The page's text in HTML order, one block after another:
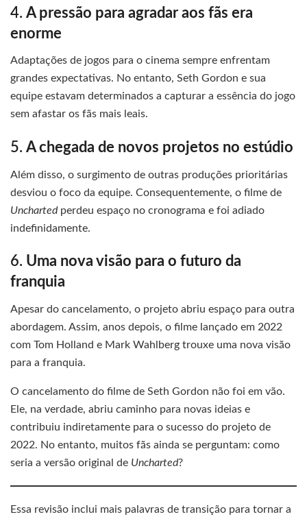
4. A pressão para agradar aos fãs era
enorme
Adaptações de jogos para o cinema sempre enfrentam
grandes expectativas. No entanto, Seth Gordon e sua
equipe estavam determinados a capturar a essência do jogo
sem afastar os fãs mais leais.
5. A chegada de novos projetos no estúdio
Além disso, o surgimento de outras produções prioritárias
desviou o foco da equipe. Consequentemente, o filme de
Unchartedperdeu espaço no cronograma e foi adiado
indefinidamente.
6. Uma nova visão para o futuro da
franquia
Apesar do cancelamento, o projeto abriu espaço para outra
abordagem. Assim, anos depois, o filme lançado em 2022
com Tom Holland e Mark Wahlberg trouxe uma nova visão
para a franquia.
O cancelamento do filme de Seth Gordon não foi em vão.
Ele, na verdade, abriu caminho para novas ideias e
contribuiu indiretamente para o sucesso do projeto de
2022. No entanto, muitos fãs ainda se perguntam: como
seria a versão original de Uncharted?
Essa revisão inclui mais palavras de transição para tornar a